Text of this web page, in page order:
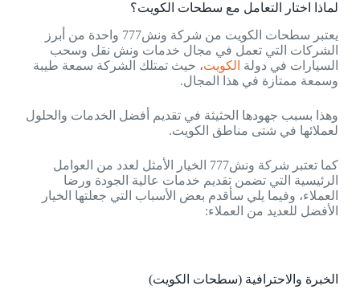
لماذا اختار التعامل مع سطحات الكويت؟
يعتبر سطحات الكويت من شركة ونش777 واحدة من أبرز
الشركات التي تعمل في مجال خدمات ونش نقل وسحب
السيارات في دولة الكويت، حيث تمتلك الشركة سمعة طيبة
وسمعة ممتازة في هذا المجال.
وهذا بسبب جهودها الحثيثة في تقديم أفضل الخدمات والحلول
لعملائها في شتى مناطق الكويت.
كما تعتبر شركة ونش777 الخيار الأمثل لعدد من العوامل
الرئيسية التي تضمن تقديم خدمات عالية الجودة ورضا
العملاء، وفيما يلي سأقدم بعض الأسباب التي جعلتها الخيار
الأفضل للعديد من العملاء:
الخبرة والاحترافية (سطحات الكويت)